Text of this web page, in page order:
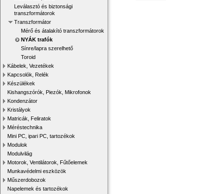
Leválasztó és biztonsági
transzformátorok
Transzformátor
Mérő és átalakító transzformátorok
NYÁK trafók
Sínre/lapra szerelhető
Toroid
Kábelek, Vezetékek
Kapcsolók, Relék
Készülékek
Kishangszórók, Piezók, Mikrofonok
Kondenzátor
Kristályok
Matricák, Feliratok
Méréstechnika
Mini PC, ipari PC, tartozékok
Modulok
Modulvilág
Motorok, Ventilátorok, Fűtőelemek
Munkavédelmi eszközök
Műszerdobozok
Napelemek és tartozékok